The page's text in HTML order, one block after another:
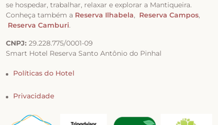
se hospedar, trabalhar, relaxar e explorar a Mantiqueira.
Conheça também a Reserva Ilhabela, Reserva Campos,
Reserva Camburi.
CNPJ: 29.228.775/0001-09
Smart Hotel Reserva Santo Antônio do Pinhal
Políticas do Hotel
Privacidade